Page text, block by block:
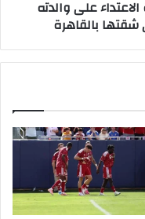
على والدته
بالقاهرة